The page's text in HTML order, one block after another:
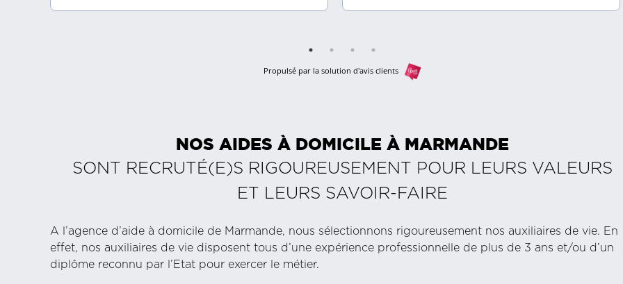
Propulsé par la solution d'avis clients
NOS AIDES À DOMICILE À MARMANDE
SONT RECRUTÉ(E)S RIGOUREUSEMENT POUR LEURS VALEURS
ET LEURS SAVOIR-FAIRE
A l’agence d’aide à domicile de Marmande, nous sélectionnons rigoureusement nos auxiliaires de vie. En
effet, nos auxiliaires de vie disposent tous d’une expérience professionnelle de plus de 3 ans et/ou d’un
diplôme reconnu par l’Etat pour exercer le métier.